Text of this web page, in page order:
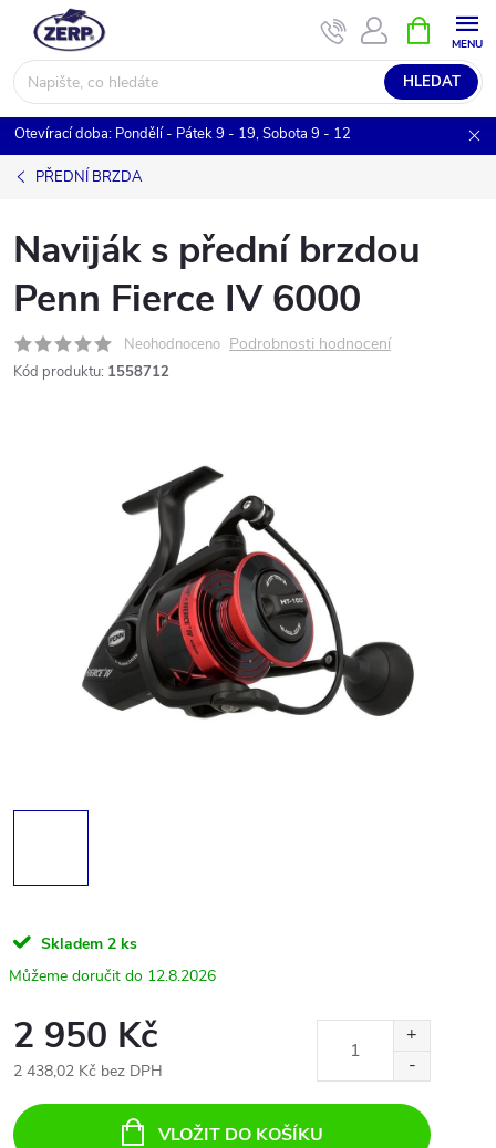
obsah
HLEDAT
NÁKUPNÍ
KOŠÍK
Otevírací doba: Pondělí - Pátek 9 - 19, Sobota 9 - 12
PŘEDNÍ BRZDA
Naviják s přední brzdou
Penn Fierce IV 6000
Neohodnoceno Podrobnosti hodnocení
Kód produktu: 1558712
Skladem 2 ks
12.8.2026
2 950 Kč
2 438,02 Kč bez DPH
cena:
VLOŽIT DO KOŠÍKU